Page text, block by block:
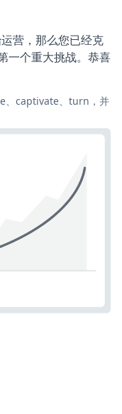
营，那么您已经克
一个重大挑战。恭喜
、captivate、turn，并